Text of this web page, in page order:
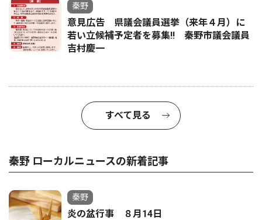
秦野
意見広告 県議会議員選挙（来年４月）に
若い立候補予定者を募集‼ 秦野市議会議員
吉村慶一
すべて見る
秦野 ローカルニュースの新着記事
秦野
炎の盆行事 ８月14日